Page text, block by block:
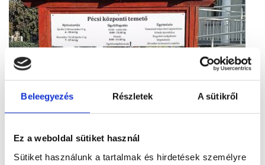
Beleegyezés Részletek A sütikről
Ez a weboldal sütiket használ
Sütiket használunk a tartalmak és hirdetések személyre
Figyelem! Módosul a Pécsi Köztemető
ügyfélszolgálatának nyitvatartása